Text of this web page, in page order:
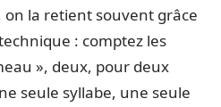
la retient souvent grâce
: comptez les
», deux, pour deux
seule syllabe, une seule